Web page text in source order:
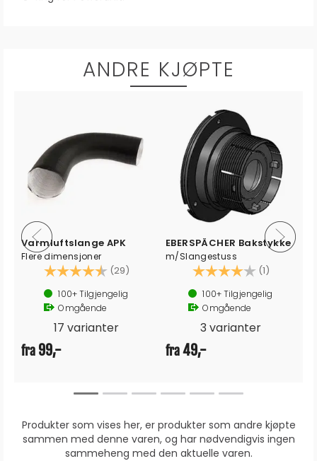
ANDRE KJØPTE
Varmluftslange APK
Flere dimensjoner
Karakter: (29) 4.4 av 5 mulige
100+Tilgjengelig
Omgående
17 varianter
fra 99,-
EBERSPÄCHER Bakstykke
m/Slangestuss
Karakter: (1)
100+Tilgjengelig
Omgående
3 varianter
fra49,-
Produkter som vises her, er produkter som andre kjøpte
sammen med denne varen, og har nødvendigvis ingen
sammeheng med den aktuelle varen.